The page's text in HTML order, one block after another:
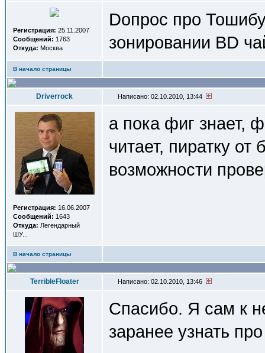
Регистрация: 25.11.2007
Сообщений: 1763
Откуда: Москва
Dопрос про
зонировании BD
В начало страницы
Driverrock Написано: 02.10.2010, 13:44
Регистрация: 16.06.2007
Сообщений: 1643
Откуда: Легендарный
ШУ...
а пока фиг знает,
читает, пиратку
возможности
В начало страницы
TerribleFloater Написано: 02.10.2010, 13:46
Спасибо. Я сам к
заранее узнать